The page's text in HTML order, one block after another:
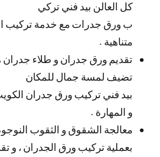
كل العالن بيد فني تركي
ب ورق جدرات مع خدمة تركيب
متناهية .
تقديم ورق جدران و طلاء جدران
تضيف لمسة جمال للمكان
بيد فني تركيب ورق جدران
و المهارة .
معالجة الشقوق و الثقوب
بعملية تركيب ورق الجدران ، و